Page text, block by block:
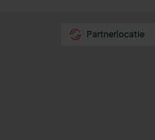
Partnerlocatie